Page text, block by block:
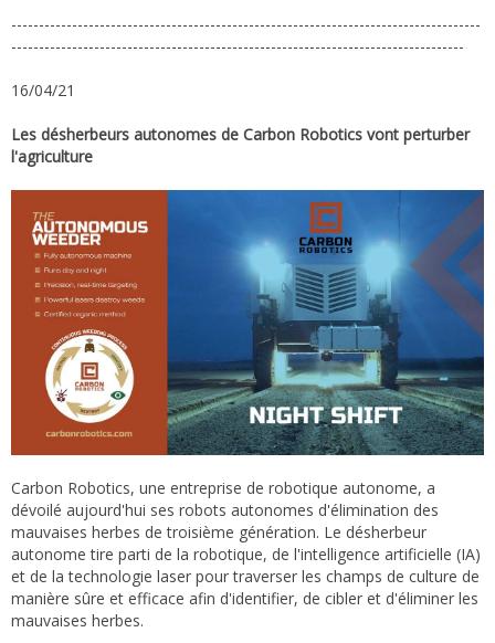
-------------------------------------------------------------------------------------
----------------------------------------------------------------------------------
16/04/21
Les désherbeurs autonomes de Carbon Robotics vont perturber
l'agriculture
Carbon Robotics, une entreprise de robotique autonome, a
dévoilé aujourd'hui ses robots autonomes d'élimination des
mauvaises herbes de troisième génération. Le désherbeur
autonome tire parti de la robotique, de l'intelligence artificielle (IA)
et de la technologie laser pour traverser les champs de culture de
manière sûre et efficace afin d'identifier, de cibler et d'éliminer les
mauvaises herbes.